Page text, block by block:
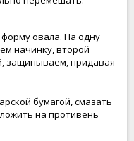
овала. На одну
начинку, второй
защипываем, придавая
бумагой, смазать
на противень